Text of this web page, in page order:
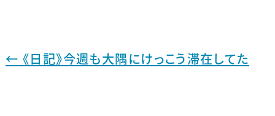
← 《日記》今週も大隅にけっこう滞在してた